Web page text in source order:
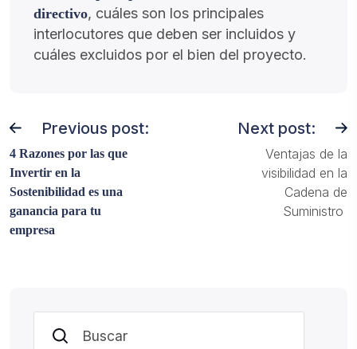
directivo, cuáles son los principales
interlocutores que deben ser incluidos y
cuáles excluidos por el bien del proyecto.
Previous post:
4 Razones por las que
Invertir en la
Sostenibilidad es una
ganancia para tu
empresa
Next post:
Ventajas de la
visibilidad en la
Cadena de
Suministro
Buscar